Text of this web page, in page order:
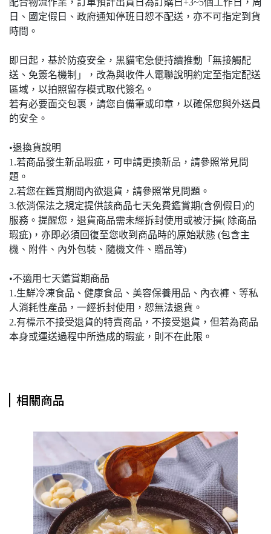
配合物流作業，訂單預計出貨日為訂購日+3~5個工作日，周
日、國定假日、政府通知停班日恕不配送，亦不可指定到貨
時間。
即日起，基於防疫安全，黑貓宅急便持續推動「無接觸配
送、免簽名機制」，改為與收件人電聯說明約定至指定配送
區域，以拍照留存模式取代簽名。
若有必要面交包裹，請您自備筆或印章，以確保您與外送員
的安全。
•退換貨說明
1.若商品發生新品瑕疵，可申請更換新品，請參照常見問
題。
2.若您在鑑賞期間內欲退貨，請參照常見問題。
3.依消保法之規定提供該商品七天免費鑑賞期(含例假日)的
服務。提醒您，退貨商品需未經拆封使用或被汙損( 除商品
瑕疵)，亦即必須回復至您收到商品時的原始狀態 (包含主
機、附件、內外包裝、隨機文件、贈品等)
•不適用七天鑑賞期商品
1.生鮮冷凍食品、健康食品、美容保養用品、內衣褲、等私
人消耗性產品，一經拆封使用，恕無法退貨。
2.有標示不接受退貨的特賣商品，不接受退貨，但若為商品
本身或運送過程中所造成的瑕疵，則不在此限。
相關商品